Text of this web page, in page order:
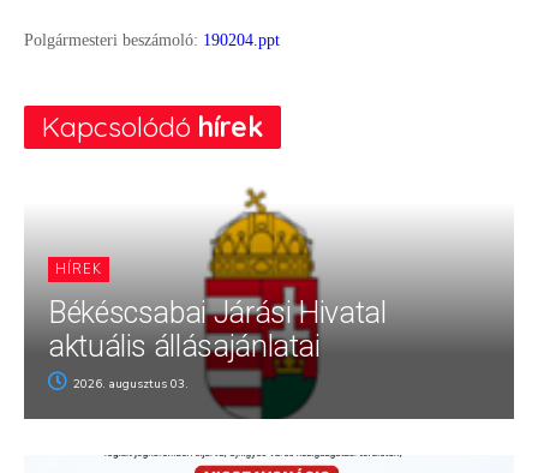
Polgármesteri beszámoló: 190204.ppt
Kapcsolódó hírek
HÍREK
Békéscsabai Járási Hivatal
aktuális állásajánlatai
2026. augusztus 03.